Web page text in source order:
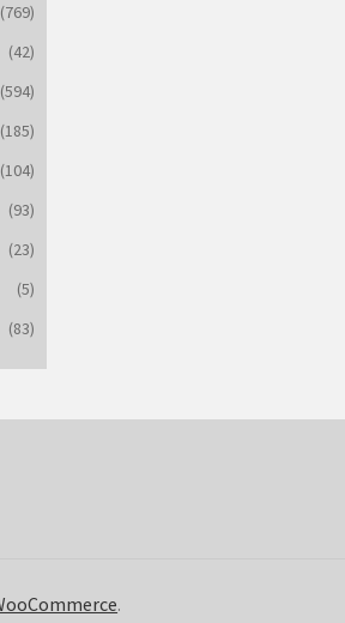
(769)
(42)
(594)
(185)
(104)
(93)
(23)
(5)
(83)
.